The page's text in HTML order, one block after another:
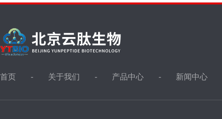
首页 关于我们 产品中心 新闻中心